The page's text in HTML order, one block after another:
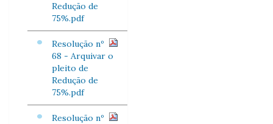
Redução de
75%.pdf
Resolução nº
68 - Arquivar o
pleito de
Redução de
75%.pdf
Resolução nº